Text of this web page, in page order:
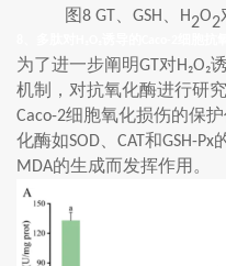
图8 GT、 GSH H2O2
为了进一步阐明GT 对H₂O₂
机制，对抗氧化酶进行研
Caco-2细胞氧化损伤的保
化酶如SOD CAT和GSH-Px
MDA的生成而发挥作用。